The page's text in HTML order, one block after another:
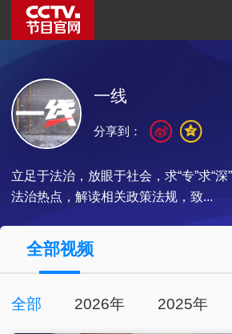
一线
立足于法治，放眼于社会，求“专”求“
法治热点，解读相关政策法规，致...
央视影音
分享到：
全部视频
全部 2026年 2025年